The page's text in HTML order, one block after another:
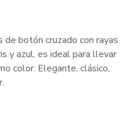
de botón cruzado con rayas
y azul, es ideal para llevar
color. Elegante, clásico,